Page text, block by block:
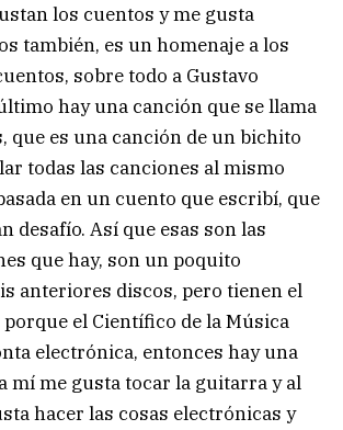
los cuentos y me gusta
también, es un homenaje a los
sobre todo a Gustavo
hay una canción que se llama
que es una canción de un bichito
todas las canciones al mismo
en un cuento que escribí, que
desafío. Así que esas son las
que hay, son un poquito
anteriores discos, pero tienen el
el Científico de la Música
electrónica, entonces hay una
mí me gusta tocar la guitarra y al
hacer las cosas electrónicas y